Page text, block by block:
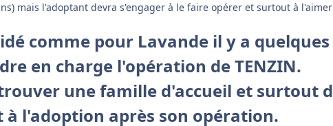
mais l'adoptant devra s'engager à le faire opérer et surtout à
comme pour Lavande il y a
en charge l'opération de TENZIN.
une famille d'accueil et surtout
à l'adoption après son opération.